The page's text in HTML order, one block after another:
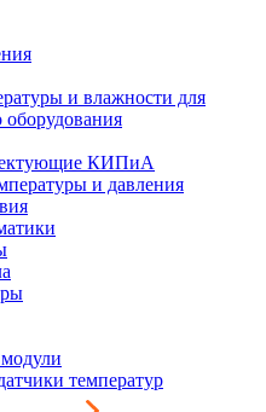
и влажности для
оборудования
КИПиА
и давления
температур